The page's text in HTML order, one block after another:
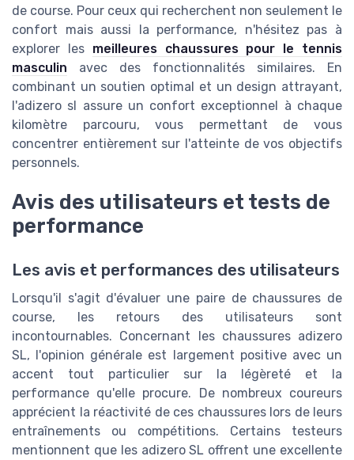
de course. Pour ceux qui recherchent non seulement le
confort mais aussi la performance, n'hésitez pas à
explorer les meilleures chaussures pour le tennis
masculin avec des fonctionnalités similaires. En
combinant un soutien optimal et un design attrayant,
l'adizero sl assure un confort exceptionnel à chaque
kilomètre parcouru, vous permettant de vous
concentrer entièrement sur l'atteinte de vos objectifs
personnels.
Avis des utilisateurs et tests de
performance
Les avis et performances des utilisateurs
Lorsqu'il s'agit d'évaluer une paire de chaussures de
course, les retours des utilisateurs sont
incontournables. Concernant les chaussures adizero
SL, l'opinion générale est largement positive avec un
accent tout particulier sur la légèreté et la
performance qu'elle procure. De nombreux coureurs
apprécient la réactivité de ces chaussures lors de leurs
entraînements ou compétitions. Certains testeurs
mentionnent que les adizero SL offrent une excellente